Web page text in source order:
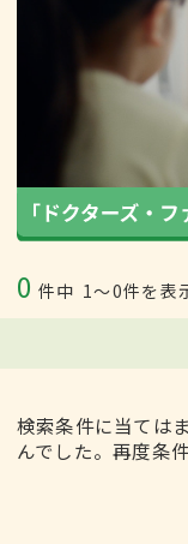
0 件中 1〜0件を表
検索条件に当ては
んでした。再度条